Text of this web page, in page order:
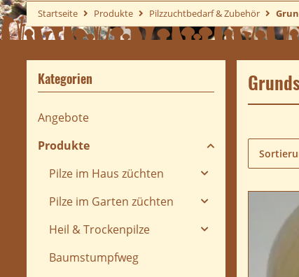
Startseite Produkte Pilzzuchtbedarf & Zubehör
Kategorien
Angebote
Produkte
Pilze im Haus züchten
Pilze im Garten züchten
Heil & Trockenpilze
Baumstumpfweg